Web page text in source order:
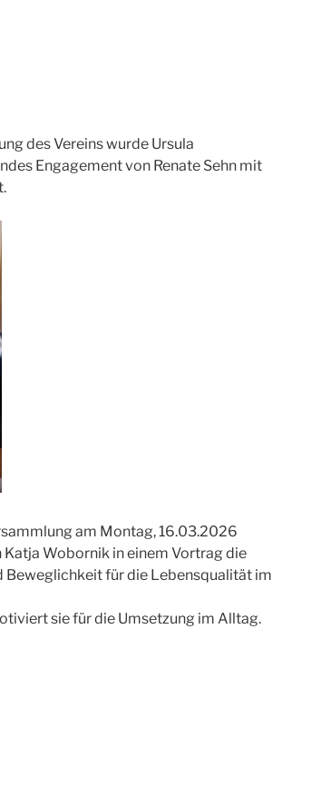
des Vereins wurde Ursula
Engagement von Renate Sehn mit
am Montag, 16.03.2026
Wobornik in einem Vortrag die
Beweglichkeit für die Lebensqualität im
sie für die Umsetzung im Alltag.